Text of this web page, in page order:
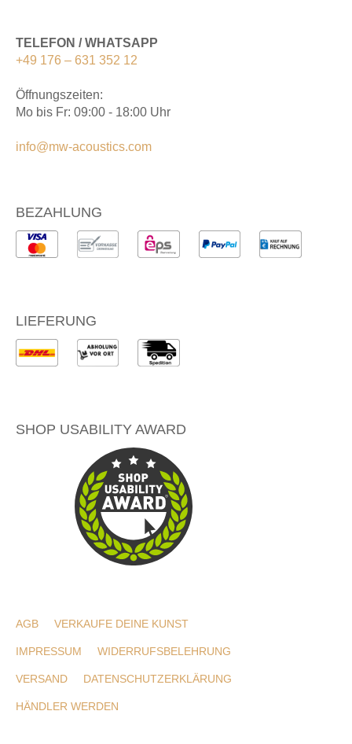
TELEFON / WHATSAPP
+49 176 – 631 352 12
Öffnungszeiten:
Mo bis Fr: 09:00 - 18:00 Uhr
info@mw-acoustics.com
BEZAHLUNG
LIEFERUNG
SHOP USABILITY AWARD
AGB VERKAUFE DEINE KUNST
IMPRESSUM WIDERRUFSBELEHRUNG
VERSAND DATENSCHUTZERKLÄRUNG
HÄNDLER WERDEN